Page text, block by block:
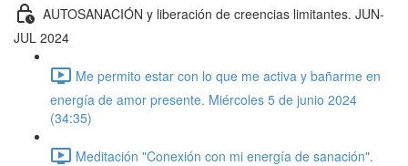
AUTOSANACIÓN y liberación de creencias limitantes. JUN-
JUL 2024
Me permito estar con lo que me activa y bañarme en
energía de amor presente. Miércoles 5 de junio 2024
(34:35)
Meditación "Conexión con mi energía de sanación".